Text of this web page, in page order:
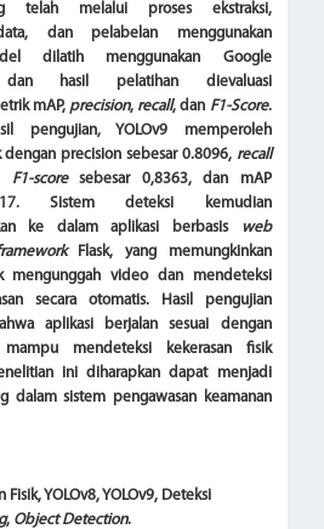
telah melalui proses ekstraksi,
dan pelabelan menggunakan
dilatih menggunakan Google
dan hasil pelatihan dievaluasi
mAP, precision, recall, dan F1-Score.
pengujian, YOLOv9 memperoleh
precision sebesar 0.8096, recall
F1-scoresebesar 0,8363, dan mAP
Sistem deteksi kemudian
ke dalam aplikasi berbasis
web
Flask, yang memungkinkan
mengunggah video dan mendeteksi
secara otomatis. Hasil pengujian
aplikasi berjalan sesuai dengan
mendeteksi kekerasan fisik
ini diharapkan dapat menjadi
dalam sistem pengawasan keamanan
Fisik, YOLOv8, YOLOv9, Deteksi
, Object Detection.